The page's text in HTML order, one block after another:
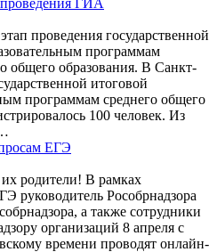
проведения ГИА
проведения государственной
программам
общего образования. В Санкт-
итоговой
программам среднего общего
100 человек. Из
ЕГЭ
родители! В рамках
руководитель Рособрнадзора
а также сотрудники
организаций 8 апреля с
времени проводят онлайн-